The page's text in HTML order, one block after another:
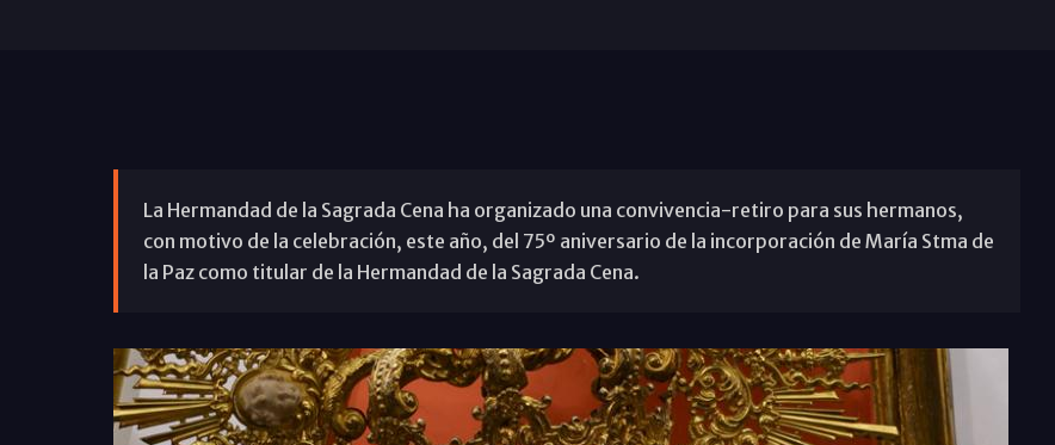
La Hermandad de la Sagrada Cena ha organizado una convivencia-retiro para sus hermanos,
con motivo de la celebración, este año, del 75º aniversario de la incorporación de María Stma de
la Paz como titular de la Hermandad de la Sagrada Cena.